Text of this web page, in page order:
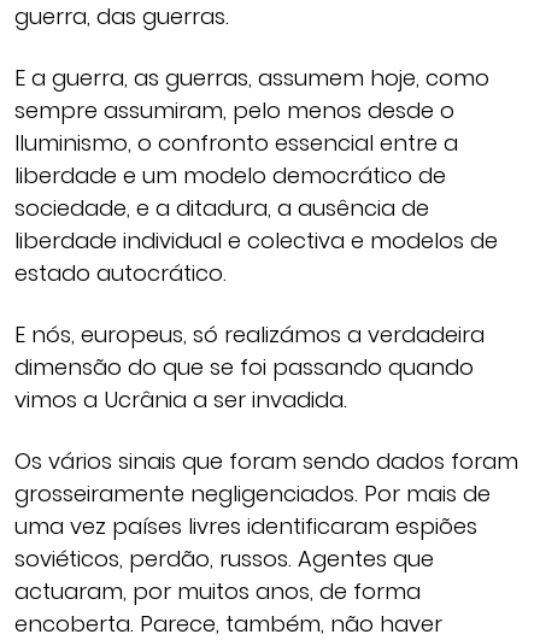
guerra, das guerras.
E a guerra, as guerras, assumem hoje, como
sempre assumiram, pelo menos desde o
Iluminismo, o confronto essencial entre a
liberdade e um modelo democrático de
sociedade, e a ditadura, a ausência de
liberdade individual e colectiva e modelos de
estado autocrático.
E nós, europeus, só realizámos a verdadeira
dimensão do que se foi passando quando
vimos a Ucrânia a ser invadida.
Os vários sinais que foram sendo dados foram
grosseiramente negligenciados. Por mais de
uma vez países livres identificaram espiões
soviéticos, perdão, russos. Agentes que
actuaram, por muitos anos, de forma
encoberta. Parece, também, não haver